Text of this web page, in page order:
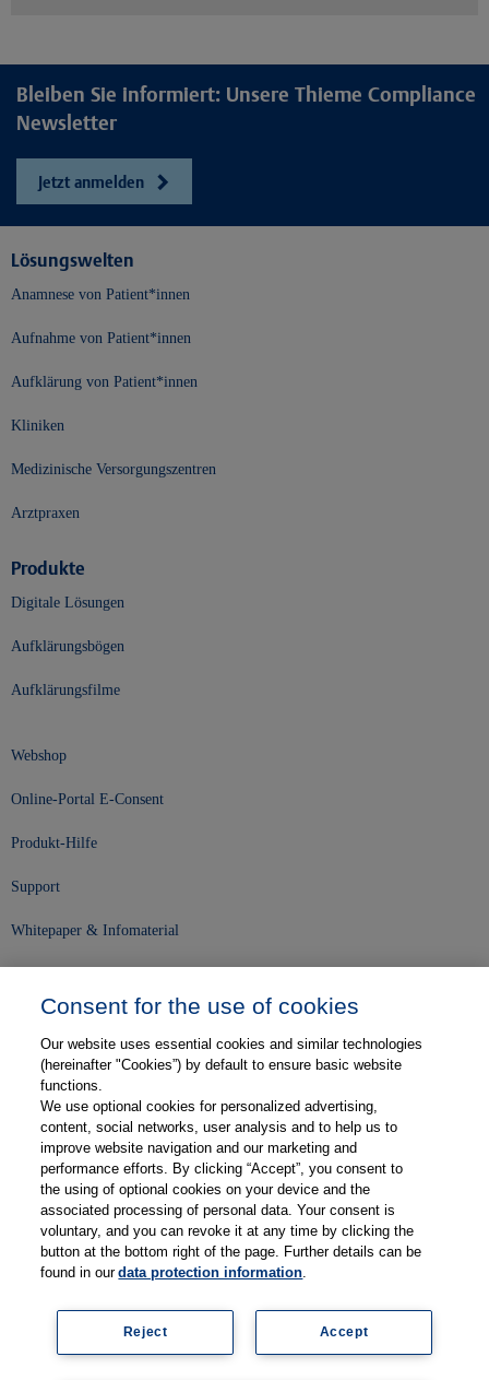
Bleiben Sie informiert: Unsere Thieme Compliance
Newsletter
Jetzt anmelden
Lösungswelten
Anamnese von Patient*innen
Aufnahme von Patient*innen
Aufklärung von Patient*innen
Kliniken
Medizinische Versorgungszentren
Arztpraxen
Produkte
Digitale Lösungen
Aufklärungsbögen
Aufklärungsfilme
Webshop
Online-Portal E-Consent
Produkt-Hilfe
Support
Whitepaper & Infomaterial
Karriere
Kontakt
Web-Semniare
Anwenderberichte
Partner
Impressum Datenschutz Kontakt AGB
Consent for the use of cookies
Our website uses essential cookies and similar technologies
(hereinafter "Cookies”) by default to ensure basic website
functions.
We use optional cookies for personalized advertising,
content, social networks, user analysis and to help us to
improve website navigation and our marketing and
performance efforts. By clicking “Accept”, you consent to
the using of optional cookies on your device and the
associated processing of personal data. Your consent is
voluntary, and you can revoke it at any time by clicking the
button at the bottom right of the page. Further details can be
found in ourdata protection information.
Accept
Reject